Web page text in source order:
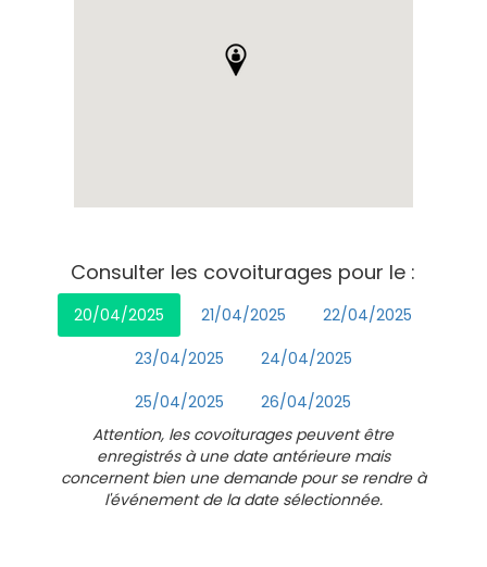
Consulter les covoiturages pour le :
20/04/2025 21/04/2025
22/04/2025
23/04/2025
24/04/2025
25/04/2025
26/04/2025
Attention, les covoiturages peuvent être
enregistrés à une date antérieure mais
concernent bien une demande pour se rendre à
l'événement de la date sélectionnée.